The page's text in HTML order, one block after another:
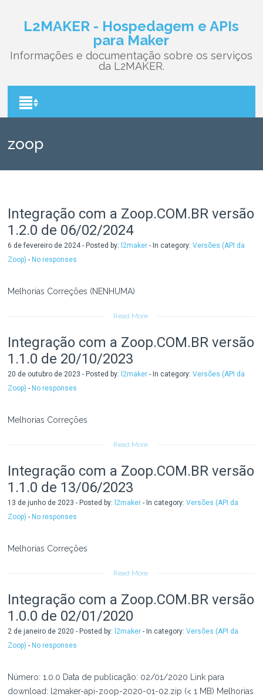
L2MAKER - Hospedagem e APIs
para Maker
Informações e documentação sobre os serviços
da L2MAKER.
zoop
Integração com a Zoop.COM.BR versão
1.2.0 de 06/02/2024
6 de fevereiro de 2024 - Posted by: l2maker - In category:Versões (API da
Zoop) - No responses
Melhorias Correções (NENHUMA)
Read More
Integração com a Zoop.COM.BR versão
1.1.0 de 20/10/2023
20 de outubro de 2023 - Posted by: l2maker - In category:Versões (API da
Zoop) - No responses
Melhorias Correções
Read More
Integração com a Zoop.COM.BR versão
1.1.0 de 13/06/2023
13 de junho de 2023 - Posted by: l2maker - In category:Versões (API da
Zoop) - No responses
Melhorias Correções
Read More
Integração com a Zoop.COM.BR versão
1.0.0 de 02/01/2020
2 de janeiro de 2020 - Posted by: l2maker - In category:Versões (API da
Zoop) - No responses
Número: 1.0.0 Data de publicação: 02/01/2020 Link para
download: l2maker-api-zoop-2020-01-02.zip (< 1 MB) Melhorias